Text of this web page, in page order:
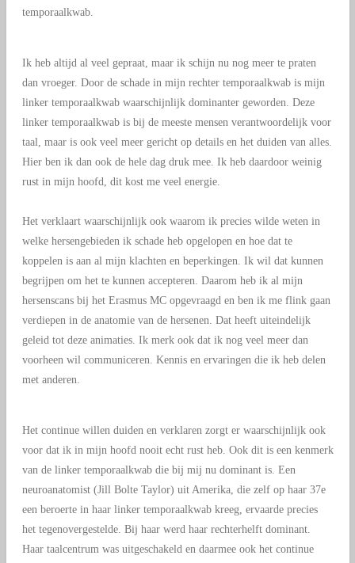
temporaalkwab.
Ik heb altijd al veel gepraat, maar ik schijn nu nog meer te praten
dan vroeger. Door de schade in mijn rechter temporaalkwab is mijn
linker temporaalkwab waarschijnlijk dominanter geworden. Deze
linker temporaalkwab is bij de meeste mensen verantwoordelijk voor
taal, maar is ook veel meer gericht op details en het duiden van alles.
Hier ben ik dan ook de hele dag druk mee. Ik heb daardoor weinig
rust in mijn hoofd, dit kost me veel energie.
Het verklaart waarschijnlijk ook waarom ik precies wilde weten in
welke hersengebieden ik schade heb opgelopen en hoe dat te
koppelen is aan al mijn klachten en beperkingen. Ik wil dat kunnen
begrijpen om het te kunnen accepteren. Daarom heb ik al mijn
hersenscans bij het Erasmus MC opgevraagd en ben ik me flink gaan
verdiepen in de anatomie van de hersenen. Dat heeft uiteindelijk
geleid tot deze animaties. Ik merk ook dat ik nog veel meer dan
voorheen wil communiceren. Kennis en ervaringen die ik heb delen
met anderen.
Het continue willen duiden en verklaren zorgt er waarschijnlijk ook
voor dat ik in mijn hoofd nooit echt rust heb. Ook dit is een kenmerk
van de linker temporaalkwab die bij mij nu dominant is. Een
neuroanatomist (Jill Bolte Taylor) uit Amerika, die zelf op haar 37e
een beroerte in haar linker temporaalkwab kreeg, ervaarde precies
het tegenovergestelde. Bij haar werd haar rechterhelft dominant.
Haar taalcentrum was uitgeschakeld en daarmee ook het continue